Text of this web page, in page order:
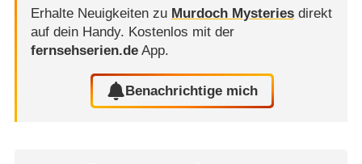
Erhalte Neuigkeiten zu Murdoch Mysteriesdirekt
auf dein Handy. Kostenlos mit der
fernsehserien.deApp.
Benachrichtige mich